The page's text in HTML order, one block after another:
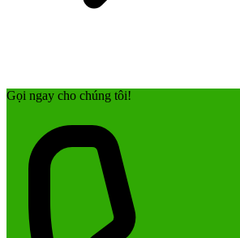
Gọi ngay cho chúng tôi!